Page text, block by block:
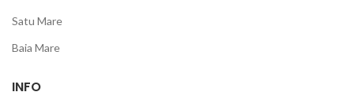
Satu Mare
Baia Mare
INFO